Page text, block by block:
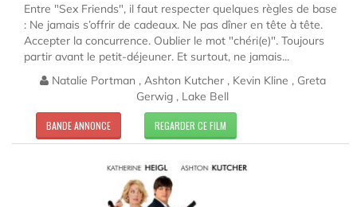
Entre "Sex Friends", il faut respecter quelques règles de base
: Ne jamais s’offrir de cadeaux. Ne pas dîner en tête à tête.
Accepter la concurrence. Oublier le mot "chéri(e)". Toujours
partir avant le petit-déjeuner. Et surtout, ne jamais...
Natalie Portman , Ashton Kutcher , Kevin Kline , Greta
Gerwig , Lake Bell
BANDE ANNONCE REGARDER CE FILM